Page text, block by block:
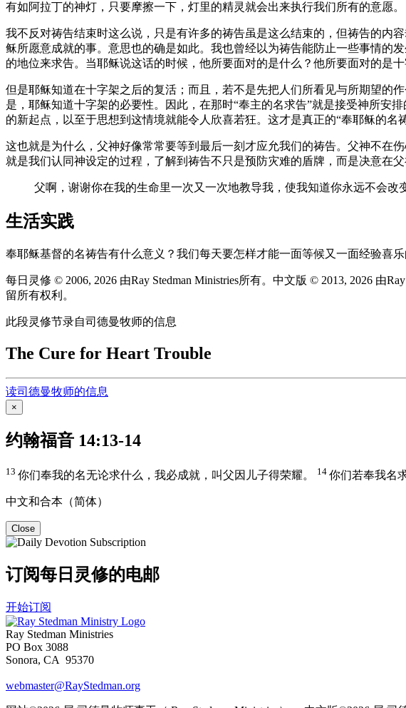
有如阿拉丁的神灯，只要摩擦一下，灯里的精灵就会出来执行我们所有的意愿。
我不反对祷告结束时这么说，只是有许多的祷告虽是这么结束的，但祷告的内
稣所愿意成就的事。意思也的确是如此。我也曾经以为祷告能防止一些事情的
的地位来求告。当耶稣说这话的时候，他所要面对的是什么？他所要面对的是
但是耶稣知道在十字架之后的复活；而且，若不是先把人们所看见与所期望的
是，耶稣知道十字架的必要性。因此，在那时“奉主的名求告”就是接受神所安
的新起点，以至于思想到这情境就能令人欣喜若狂。这才是真正的“奉耶稣的名
这也就是为什么，父神好像常常要等到最后一刻才应允我们的祷告。父神不在
就是我们认同神设定的过程，了解到祷告不只是预防灾难的盾牌，而是决意在
父啊，谢谢你在我的生命里一次又一次地教导我，使我知道你永远不会
生活实践
奉耶稣基督的名祷告有什么意义？我们每天要怎样才能一面等候又一面经验喜乐
每日灵修 © 2006, 2026 由Ray Stedman Ministries所有。中文版 © 2013, 2026 由
留所有权利。
此段灵修节录自司德曼牧师的信息
The Cure for Heart Trouble
读司德曼牧师的信息
×
约翰福音 14:13-14
13 你们奉我的名无论求什么，我必成就，叫父因儿子得荣耀。 14 你们若奉我名
中文和合本（简体）
Close
订阅每日灵修的电邮
开始订阅
Ray Stedman Ministries
PO Box 3088
Sonora, CA 95370
webmaster@RayStedman.org